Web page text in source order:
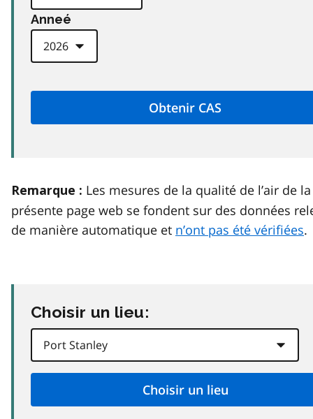
Anneé
Remarque : Les mesures de la qualité de l’air de la
présente page web se fondent sur des données
de manière automatique et n’ont pas été vérifiées.
Choisir un lieu: